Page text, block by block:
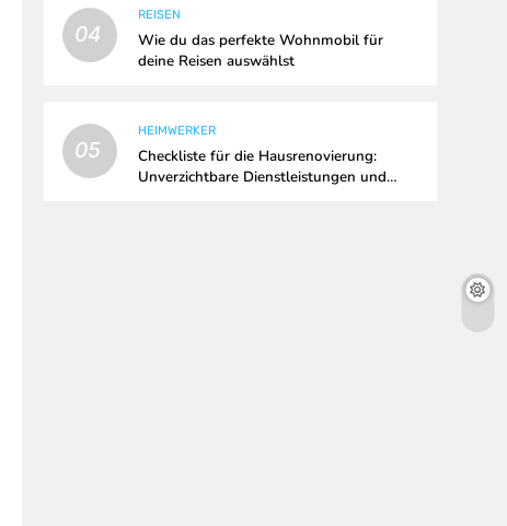
04
REISEN
Wie du das perfekte Wohnmobil für
deine Reisen auswählst
05
HEIMWERKER
Checkliste für die Hausrenovierung:
Unverzichtbare Dienstleistungen und